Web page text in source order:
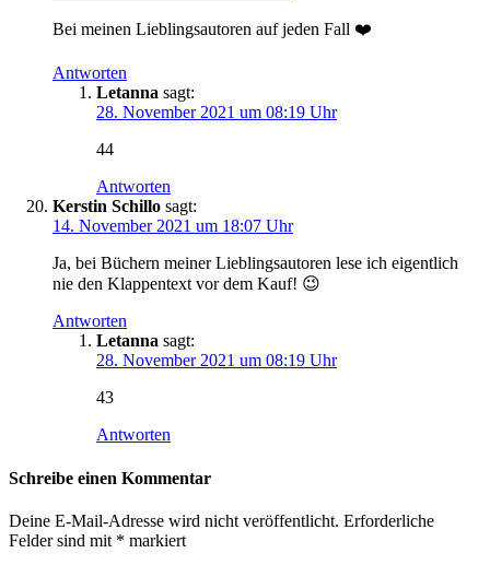
Bei meinen Lieblingsautoren auf jeden Fall ❤️
Antworten
Letanna sagt:
28. November 2021 um 08:19 Uhr
44
Antworten
Kerstin Schillo sagt:
14. November 2021 um 18:07 Uhr
Ja, bei Büchern meiner Lieblingsautoren lese ich eigentlich
nie den Klappentext vor dem Kauf! 😉
Antworten
Letanna sagt:
28. November 2021 um 08:19 Uhr
43
Antworten
Schreibe einen Kommentar
Deine E-Mail-Adresse wird nicht veröffentlicht. Erforderliche
Felder sind mit * markiert